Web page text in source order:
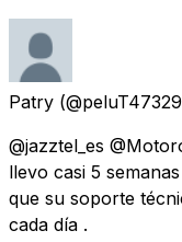
Patry
@jazztel_es
llevo casi 5
que su soporte
cada día .